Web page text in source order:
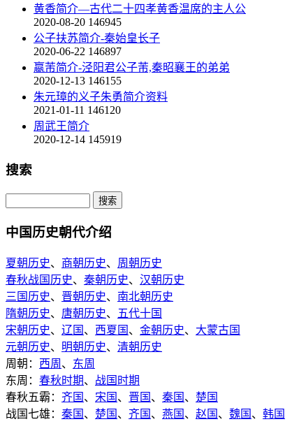
黄香简介—古代二十四孝黄香温席的主人公
2020-08-20 146945
公子扶苏简介-秦始皇长子
2020-06-22 146897
嬴芾简介-泾阳君公子芾,秦昭襄王的弟弟
2020-12-13 146155
朱元璋的义子朱勇简介资料
2021-01-11 146120
周武王简介
2020-12-14 145919
搜索
中国历史朝代介绍
夏朝历史、 商朝历史、 周朝历史
春秋战国历史、 秦朝历史、 汉朝历史
三国历史、 晋朝历史、 南北朝历史
隋朝历史、 唐朝历史、
五代十国
宋朝历史、 辽国 、 西夏国 、 金朝历史、 大蒙古国
元朝历史、 明朝历史、 清朝历史
周朝： 西周 、 东周
东周： 春秋时期、 战国时期
春秋五霸： 齐国 、 宋国 、 晋国 、 秦国 、 楚国
战国七雄： 秦国 、 楚国 、 齐国 、 燕国 、 赵国 、 魏国 、 韩国